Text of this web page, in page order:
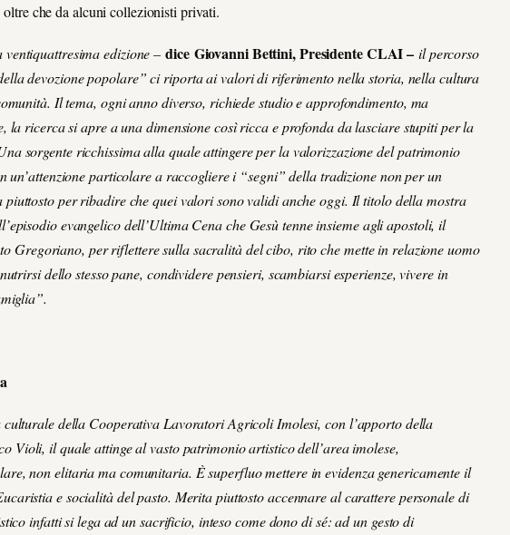
che da alcuni collezionisti privati.
ventiquattresima edizione –dice Giovanni Bettini, Presidente CLAI – il percorso
devozione popolare” ci riporta ai valori di riferimento nella storia, nella cultura
Il tema, ogni anno diverso, richiede studio e approfondimento, ma
la ricerca si apre a una dimensione così ricca e profonda da lasciare stupiti per la
sorgente ricchissima alla quale attingere per la valorizzazione del patrimonio
un’attenzione particolare a raccogliere i “segni” della tradizione non per un
piuttosto per ribadire che quei valori sono validi anche oggi. Il titolo della mostra
evangelico dell’Ultima Cena che Gesù tenne insieme agli apostoli, il
Gregoriano, per riflettere sulla sacralità del cibo, rito che mette in relazione uomo
dello stesso pane, condividere pensieri, scambiarsi esperienze, vivere in
della Cooperativa Lavoratori Agricoli Imolesi, con l’apporto della
Violi, il quale attinge al vasto patrimonio artistico dell’area imolese,
non elitaria ma comunitaria. È superfluo mettere in evidenza genericamente il
e socialità del pasto. Merita piuttosto accennare al carattere personale di
infatti si lega ad un sacrificio, inteso come dono di sé: ad un gesto di